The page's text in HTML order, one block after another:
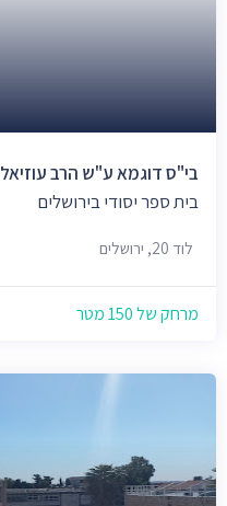
בי"ס דוגמא ע"ש הרב עוזיאל
בית ספר יסודי בירושלים
לוד 20, ירושלים
מרחק של 150 מטר